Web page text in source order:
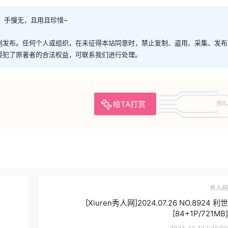
手慢无，且用且珍惜~
布。任何个人或组织，在未征得本站同意时，禁止复制、盗用、采集、发
了原著者的合法权益，可联系我们进行处理。
给TA打赏 共0
秀人网
[Xiuren秀人网]2024.07.26 NO.8924 利世
[84+1P/721MB]